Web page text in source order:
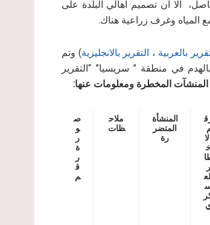
الا ان تصميم اهالي البلدة على
المياه وغرف زراعية هناك.
بالعربية ، التقرير بالانجليزية) وتم
المخطرة ومعلومات عنها:
الا
ر
الع
المنشأة
المتضر
رة
ملاح
ظات
ص
و
ر
ة
ر
ق
م